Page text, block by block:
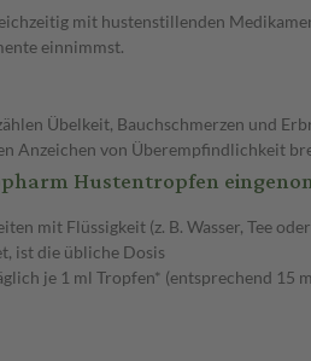
mit hustenstillenden
einnimmst.
Übelkeit, Bauchschmerzen und
Anzeichen von Überempfindlichkeit
Hustentropfen
mit Flüssigkeit (z. B. Wasser, Tee
ist die übliche Dosis
je 1 ml Tropfen* (entsprechend 15